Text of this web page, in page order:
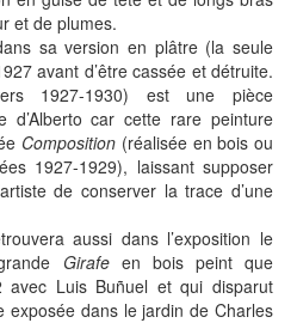
et de plumes.
sa version en plâtre (la seule
avant d’être cassée et détruite.
1927-1930) est une pièce
d’Alberto car cette rare peinture
Composition (réalisée en bois ou
1927-1929), laissant supposer
de conserver la trace d’une
aussi dans l’exposition le
Girafeen bois peint que
avec Luis Buñuel et qui disparut
exposée dans le jardin de Charles